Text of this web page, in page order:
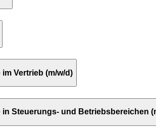
Vertrieb (m/w/d)
Steuerungs- und Betriebsbereichen